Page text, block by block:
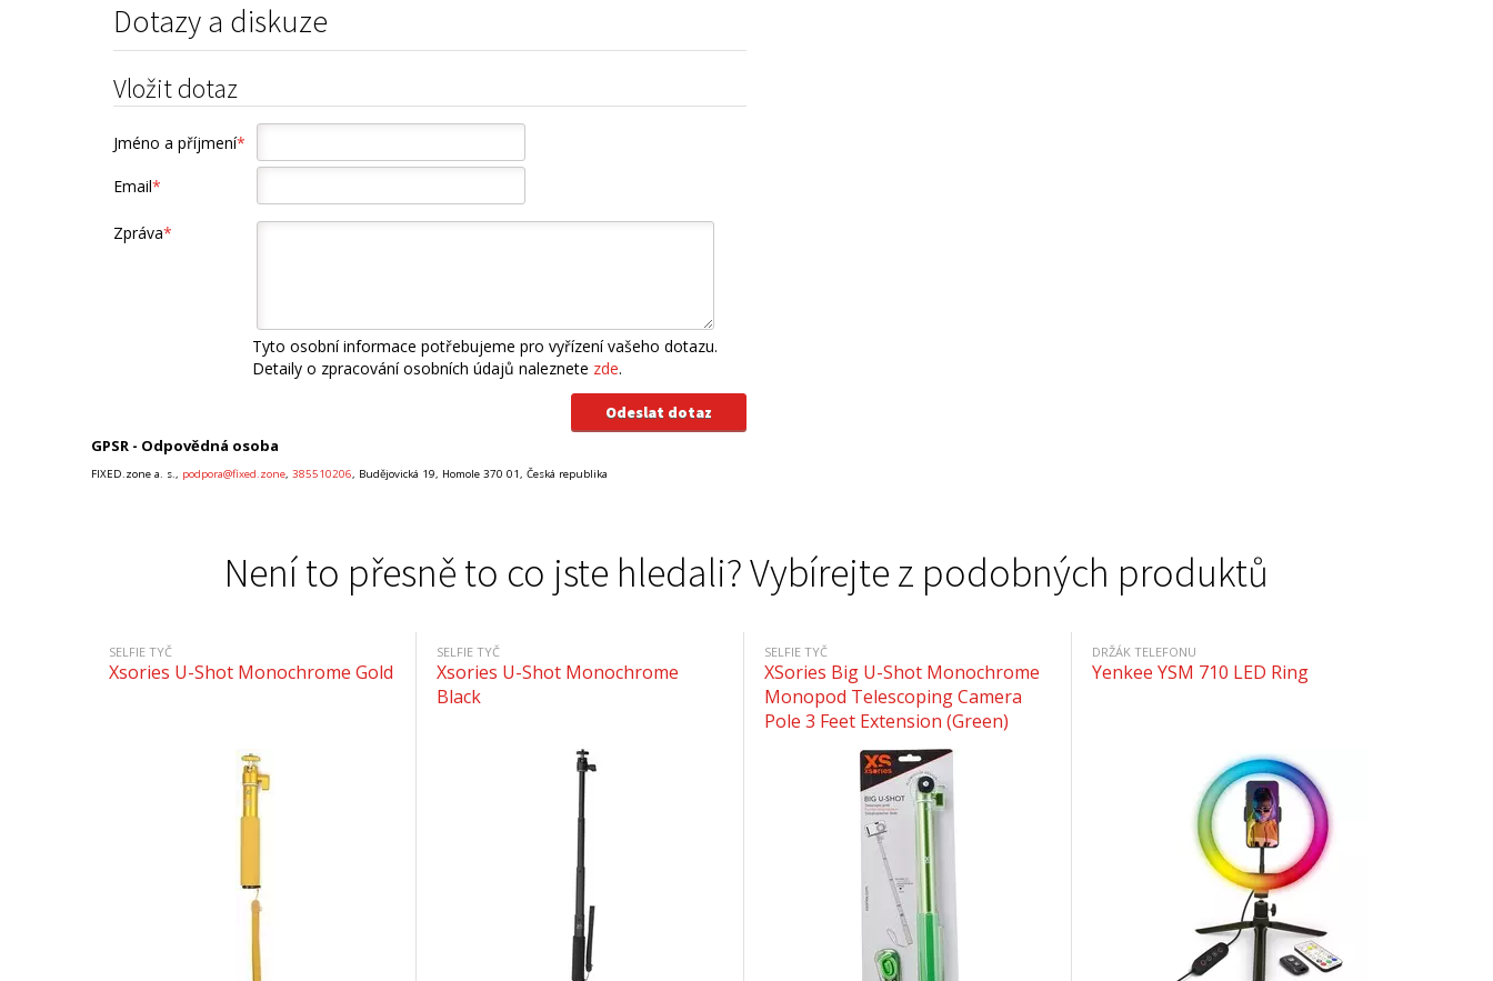
Dotazy a diskuze
Vložit dotaz
Jméno a příjmení*
Email*
Zpráva*
Tyto osobní informace potřebujeme pro vyřízení vašeho dotazu.
Detaily o zpracování osobních údajů naleznete zde.
GPSR - Odpovědná osoba
FIXED.zone a. s., podpora@fixed.zone, 385510206, Budějovická 19, Homole 370 01, Česká republika
Není to přesně to co jste hledali? Vybírejte z podobných produktů
SELFIE TYČ
Xsories U-Shot Monochrome Gold
SELFIE TYČ
Xsories U-Shot Monochrome
Black
SELFIE TYČ
XSories Big U-Shot Monochrome
Monopod Telescoping Camera
Pole 3 Feet Extension (Green)
DRŽÁK TELEFONU
Yenkee YSM 710 LED Ring